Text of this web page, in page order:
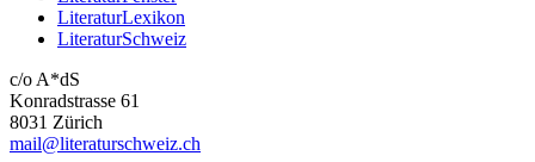
LiteraturLexikon
LiteraturSchweiz
c/o A*dS
Konradstrasse 61
8031 Zürich
mail@literaturschweiz.ch